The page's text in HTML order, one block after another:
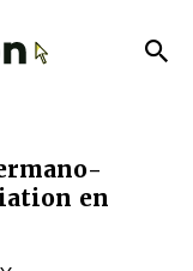
en